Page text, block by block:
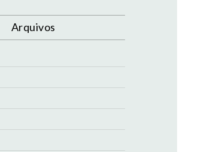
Arquivos